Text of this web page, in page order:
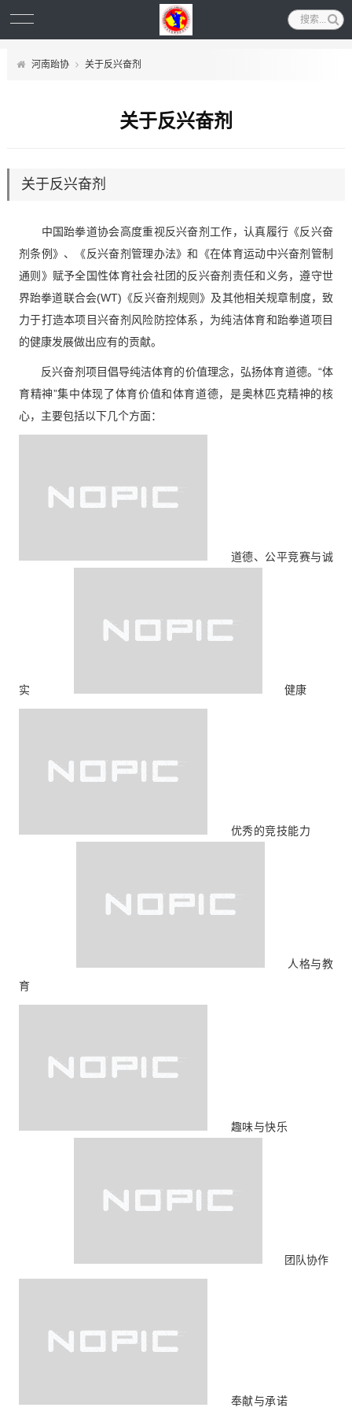
河南跆协 关于反兴奋剂
关于反兴奋剂
关于反兴奋剂
中国跆拳道协会高度重视反兴奋剂工作，认真履行《反兴奋
剂条例》、《反兴奋剂管理办法》和《在体育运动中兴奋剂管制
通则》赋予全国性体育社会社团的反兴奋剂责任和义务，遵守世
界跆拳道联合会(WT)《反兴奋剂规则》及其他相关规章制度，致
力于打造本项目兴奋剂风险防控体系，为纯洁体育和跆拳道项目
的健康发展做出应有的贡献。
反兴奋剂项目倡导纯洁体育的价值理念，弘扬体育道德。“体
育精神”集中体现了体育价值和体育道德，是奥林匹克精神的核
心，主要包括以下几个方面：
道德、公平竞赛与诚
实 健康
优秀的竞技能力
人格与教
育
趣味与快乐
团队协作
奉献与承诺